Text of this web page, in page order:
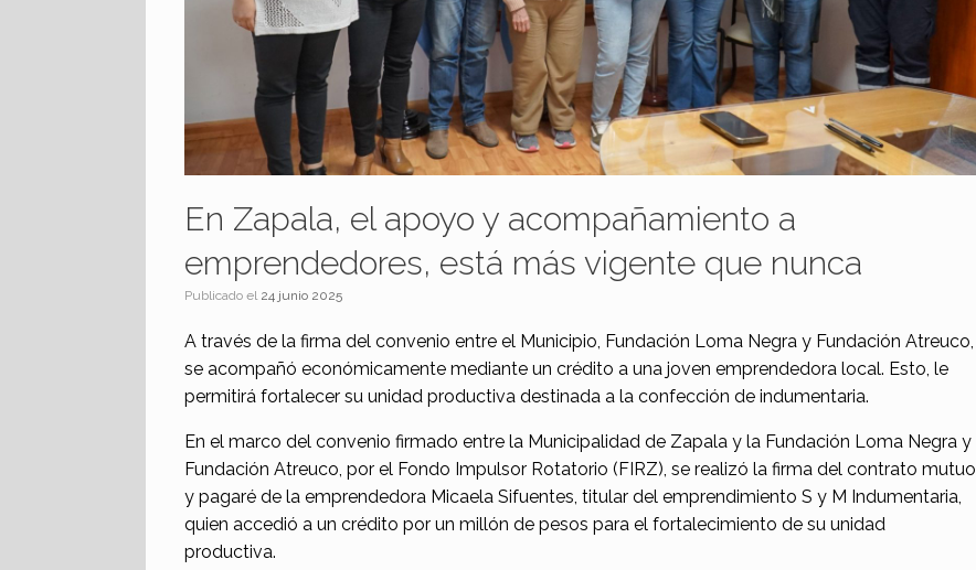
En Zapala, el apoyo y acompañamiento a
emprendedores, está más vigente que nunca
Publicado el 24 junio 2025
A través de la firma del convenio entre el Municipio, Fundación Loma Negra y Fundación Atreuco,
se acompañó económicamente mediante un crédito a una joven emprendedora local. Esto, le
permitirá fortalecer su unidad productiva destinada a la confección de indumentaria.
En el marco del convenio firmado entre la Municipalidad de Zapala y la Fundación Loma Negra y
Fundación Atreuco, por el Fondo Impulsor Rotatorio (FIRZ), se realizó la firma del contrato mutuo
y pagaré de la emprendedora Micaela Sifuentes, titular del emprendimiento S y M Indumentaria,
quien accedió a un crédito por un millón de pesos para el fortalecimiento de su unidad
productiva.